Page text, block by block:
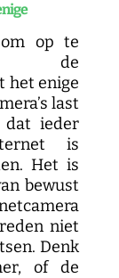
op te
de
het enige
last
dat ieder
is
Het is
bewust
niet
Denk
of de